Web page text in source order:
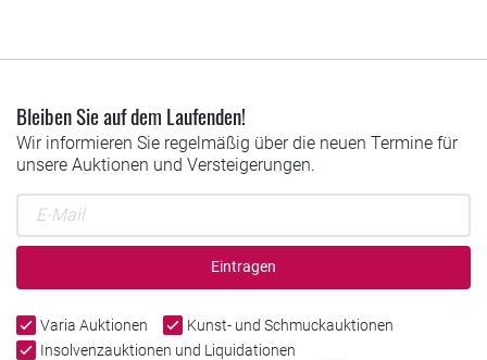
Bleiben Sie auf dem Laufenden!
Wir informieren Sie regelmäßig über die neuen Termine für
unsere Auktionen und Versteigerungen.
Eintragen
Varia Auktionen
Kunst- und Schmuckauktionen
Insolvenzauktionen und Liquidationen